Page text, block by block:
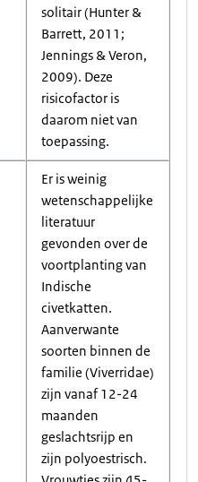
solitair (Hunter &
Barrett, 2011;
Jennings & Veron,
2009). Deze
risicofactor is
daarom niet van
toepassing.
Er is weinig
wetenschappelijke
literatuur
gevonden over de
voortplanting van
Indische
civetkatten.
Aanverwante
soorten binnen de
familie (Viverridae)
zijn vanaf 12-24
maanden
geslachtsrijp en
zijn polyoestrisch.